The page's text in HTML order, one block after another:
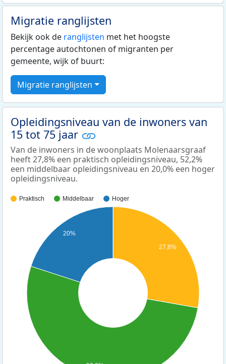
Migratie ranglijsten
Bekijk ook de ranglijsten met het hoogste
percentage autochtonen of migranten per
gemeente, wijk of buurt:
Migratie ranglijsten
Opleidingsniveau van de inwoners van
15 tot 75 jaar
Van de inwoners in de woonplaats Molenaarsgraaf
heeft 27,8% een praktisch opleidingsniveau, 52,2%
een middelbaar opleidingsniveau en 20,0% een hoger
opleidingsniveau.
Praktisch Middelbaar Hoger
27,8%
20%